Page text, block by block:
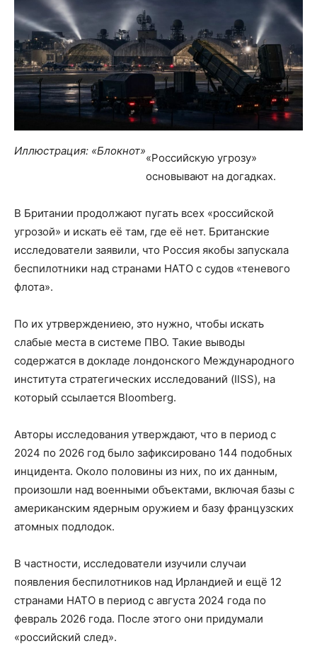
Иллюстрация: «Блокнот»
«Российскую угрозу»
основывают на догадках.
В Британии продолжают пугать всех «российской
угрозой» и искать её там, где её нет. Британские
исследователи заявили, что Россия якобы запускала
беспилотники над странами НАТО с судов «теневого
флота».
По их утрверждениею, это нужно, чтобы искать
слабые места в системе ПВО. Такие выводы
содержатся в докладе лондонского Международного
института стратегических исследований (IISS), на
который ссылается Bloomberg.
Авторы исследования утверждают, что в период с
2024 по 2026 год было зафиксировано 144 подобных
инцидента. Около половины из них, по их данным,
произошли над военными объектами, включая базы с
американским ядерным оружием и базу французских
атомных подлодок.
В частности, исследователи изучили случаи
появления беспилотников над Ирландией и ещё 12
странами НАТО в период с августа 2024 года по
февраль 2026 года. После этого они придумали
«российский след».